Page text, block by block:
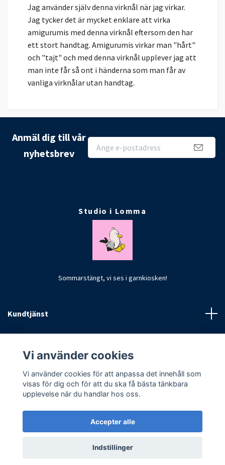
Jag använder själv denna virknål när jag virkar.
Jag tycker det är mycket enklare att virka
amigurumis med denna virknål eftersom den har
ett stort handtag. Amigurumis virkar man "hårt"
och "tajt" och med denna virknål upplever jag att
man inte får så ont i händerna som man får av
vanliga virknålar utan handtag.
Anmäl dig till vår
nyhetsbrev
Studio i Lomma
Sommarstängt, vi ses i garnkiosken!
Kundtjänst
© 2026 CrochetByKim
Vi använder cookies
Vi använder cookies för att anpassa det innehåll som
visas för dig och för att du ska få bästa tänkbara
upplevelse när du handlar hos oss.
Accepter alle
Indstillinger